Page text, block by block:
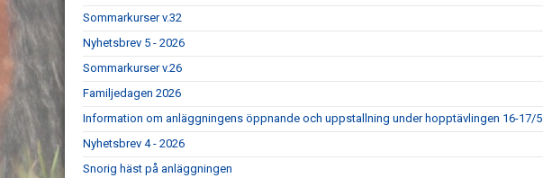
Sommarkurser v.32
Nyhetsbrev 5 - 2026
Sommarkurser v.26
Familjedagen 2026
Information om anläggningens öppnande och uppstallning under hopptävlingen 16-17/5
Nyhetsbrev 4 - 2026
Snorig häst på anläggningen